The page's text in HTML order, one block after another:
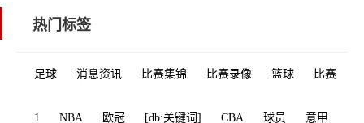
热门标签
足球 消息资讯 比赛集锦 比赛录像 篮球 比赛
1 NBA 欧冠 [db:关键词] CBA 球员 意甲